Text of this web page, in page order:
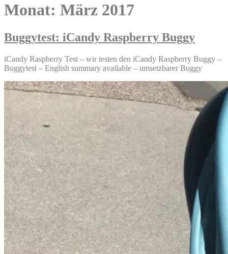
Monat: März 2017
Buggytest: iCandy Raspberry Buggy
iCandy Raspberry Test – wir testen den iCandy Raspberry Buggy –
Buggytest – English summary available – umsetzbarer Buggy